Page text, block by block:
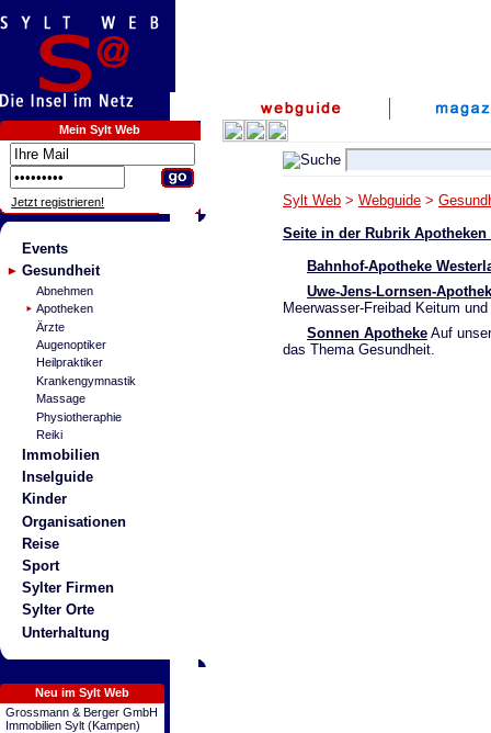
Mein Sylt Web
Jetzt registrieren!
Events
Gesundheit
Abnehmen
Apotheken
Ärzte
Augenoptiker
Heilpraktiker
Krankengymnastik
Massage
Physiotheraphie
Reiki
Immobilien
Inselguide
Kinder
Organisationen
Reise
Sport
Sylter Firmen
Sylter Orte
Unterhaltung
Neu im Sylt Web
Grossmann & Berger GmbH
Immobilien Sylt (Kampen)
Sylt Web > Webguide >
Seite in der Rubrik Apotheken
Bahnhof-Apotheke
Uwe-Jens-Lornsen-
Meerwasser-Freibad Keitum
Sonnen Apotheke Auf
das Thema Gesundheit.